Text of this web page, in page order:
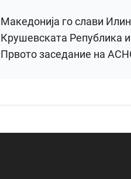
Македонија го слави
Крушевската Република
Првото заседание на